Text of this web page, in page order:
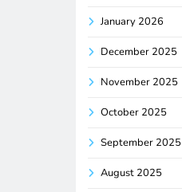
January 2026
December 2025
November 2025
October 2025
September 2025
August 2025